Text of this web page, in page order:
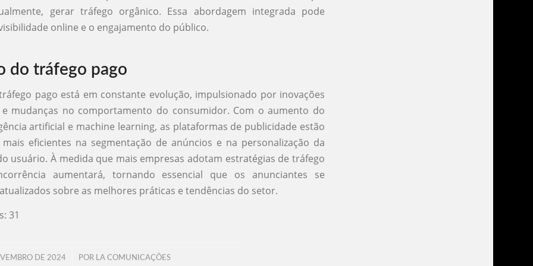
gerar tráfego orgânico. Essa abordagem integrada pode
online e o engajamento do público.
do tráfego pago
pago está em constante evolução, impulsionado por inovações
e mudanças no comportamento do consumidor. Com o aumento do
artificial e machine learning, as plataformas de publicidade estão
eficientes na segmentação de anúncios e na personalização da
usuário. À medida que mais empresas adotam estratégias de tráfego
aumentará, tornando essencial que os anunciantes se
sobre as melhores práticas e tendências do setor.
31
DE 2024
/ POR LA COMUNICAÇÕES